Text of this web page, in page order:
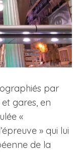
par
gares, en
«
» qui lui
de la